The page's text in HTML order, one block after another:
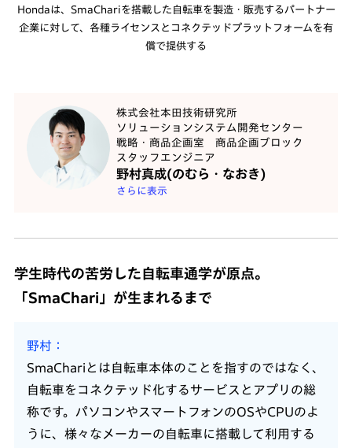
Hondaは、SmaChariを搭載した自転車を製造・販売するパートナー
企業に対して、各種ライセンスとコネクテッドプラットフォームを有
償で提供する
株式会社本田技術研究所
ソリューションシステム開発センター
戦略・商品企画室 商品企画ブロック
スタッフエンジニア
野村真成(のむら・なおき)
さらに表示
学生時代の苦労した自転車通学が原点。
「SmaChari」が生まれるまで
野村
SmaChariとは自転車本体のことを指すのではなく、
自転車をコネクテッド化するサービスとアプリの総
称です。パソコンやスマートフォンのOSやCPUのよ
うに、様々なメーカーの自転車に搭載して利用する